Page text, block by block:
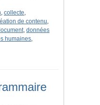
, collecte,
de contenu,
, données
humaines,